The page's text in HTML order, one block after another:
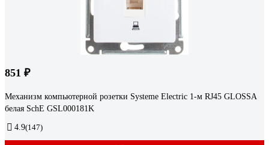
851 ₽
Механизм компьютерной розетки Systeme Electric 1-м RJ45 GLOSSA
белая SchE GSL000181K
4.9(147)